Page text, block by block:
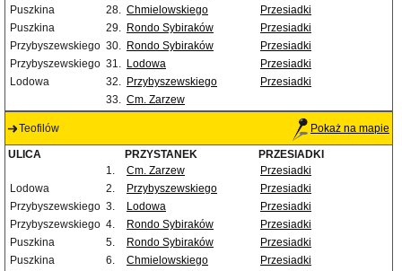
Puszkina
28. Chmielowskiego
Przesiadki
Puszkina
29. Rondo Sybiraków
Przesiadki
Przybyszewskiego 30. Rondo Sybiraków
Przesiadki
Przybyszewskiego 31. Lodowa
Przesiadki
Lodowa
32. Przybyszewskiego
Przesiadki
33. Cm. Zarzew
Teofilów Pokaż na mapie
ULICA PRZYSTANEK
PRZESIADKI
1.
Cm. Zarzew
Przesiadki
Lodowa
2. Przybyszewskiego
Przesiadki
Przybyszewskiego 3. Lodowa
Przesiadki
Przybyszewskiego 4. Rondo Sybiraków
Przesiadki
Puszkina
5. Rondo Sybiraków
Przesiadki
Puszkina
6. Chmielowskiego
Przesiadki